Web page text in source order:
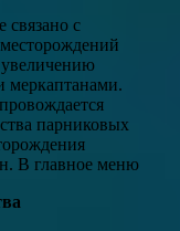
связано с
увеличению
меркаптанами.
парниковых
В главное меню